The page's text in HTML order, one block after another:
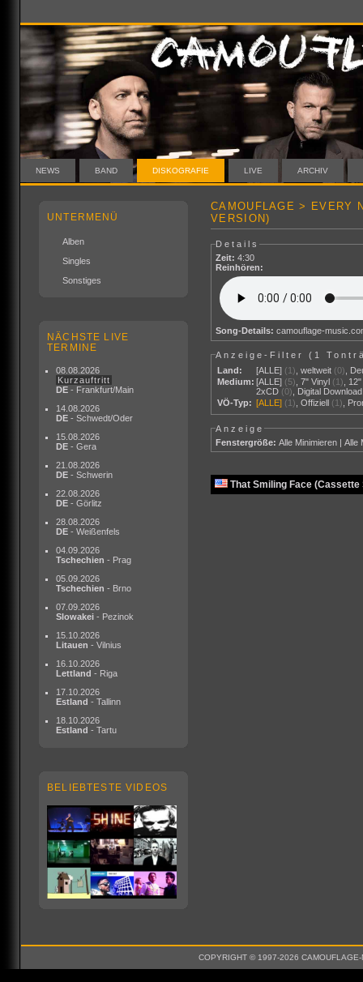
NEWS BAND DISKOGRAFIE LIVE ARCHIV
UNTERMENÜ
Alben
Singles
Sonstiges
NÄCHSTE LIVE
TERMINE
08.08.2026
Kurzauftritt
DE - Frankfurt/Main
14.08.2026
DE - Schwedt/Oder
15.08.2026
DE - Gera
21.08.2026
DE - Schwerin
22.08.2026
DE - Görlitz
28.08.2026
DE - Weißenfels
04.09.2026
Tschechien - Prag
05.09.2026
Tschechien - Brno
07.09.2026
Slowakei - Pezinok
15.10.2026
Litauen - Vilnius
16.10.2026
Lettland - Riga
17.10.2026
Estland - Tallinn
18.10.2026
Estland - Tartu
BELIEBTESTE VIDEOS
CAMOUFLAGE > EVERY
VERSION)
Details
Zeit: 4:30
Reinhören:
Song-Details: camouflage-
Anzeige-Filter ( 1
Land:
[ALLE] (1) ,weltweit (0)
Medium: [ALLE] (5) ,7" Vinyl (1)
2xCD (0)
Digital Download
VÖ-Typ: [ALLE] (1) ,Offiziell (1)
Anzeige
Fenstergröße: Alle Minimieren |Alle
That Smiling Face (Cassette
COPYRIGHT © 1997-2026 CAMOUFLAGE-